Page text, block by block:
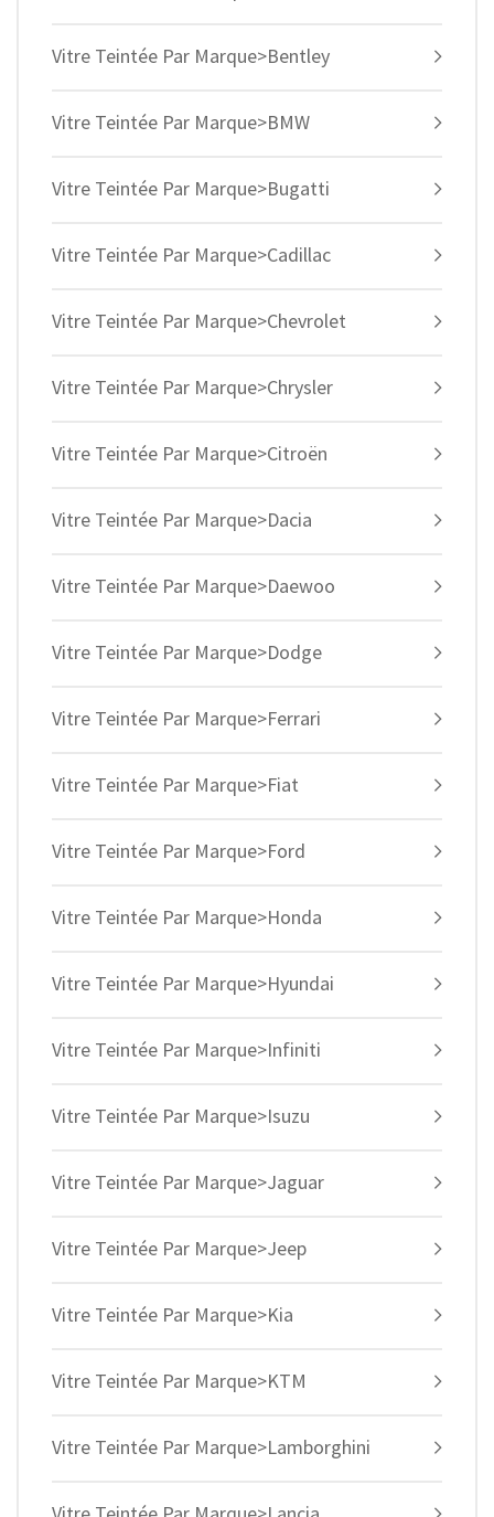
Vitre Teintée Par Marque>Bentley
Vitre Teintée Par Marque>BMW
Vitre Teintée Par Marque>Bugatti
Vitre Teintée Par Marque>Cadillac
Vitre Teintée Par Marque>Chevrolet
Vitre Teintée Par Marque>Chrysler
Vitre Teintée Par Marque>Citroën
Vitre Teintée Par Marque>Dacia
Vitre Teintée Par Marque>Daewoo
Vitre Teintée Par Marque>Dodge
Vitre Teintée Par Marque>Ferrari
Vitre Teintée Par Marque>Fiat
Vitre Teintée Par Marque>Ford
Vitre Teintée Par Marque>Honda
Vitre Teintée Par Marque>Hyundai
Vitre Teintée Par Marque>Infiniti
Vitre Teintée Par Marque>Isuzu
Vitre Teintée Par Marque>Jaguar
Vitre Teintée Par Marque>Jeep
Vitre Teintée Par Marque>Kia
Vitre Teintée Par Marque>KTM
Vitre Teintée Par Marque>Lamborghini